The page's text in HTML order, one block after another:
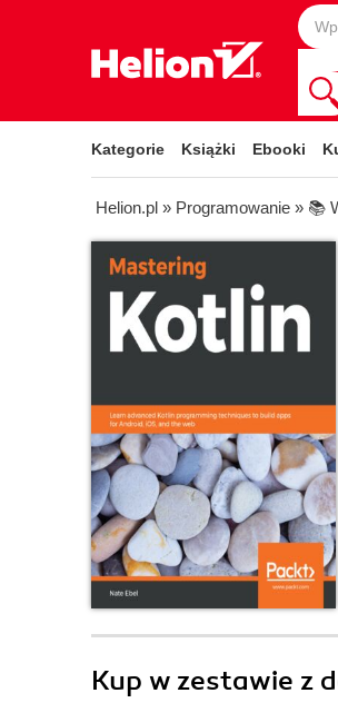
Kategorie Książki Ebooki
Helion.pl » Programowanie » 📚
Kup w zestawie z